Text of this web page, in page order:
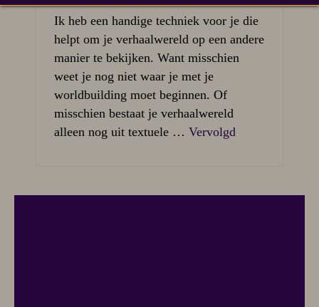
Ik heb een handige techniek voor je die
helpt om je verhaalwereld op een andere
manier te bekijken. Want misschien
weet je nog niet waar je met je
worldbuilding moet beginnen. Of
misschien bestaat je verhaalwereld
alleen nog uit textuele … Vervolgd